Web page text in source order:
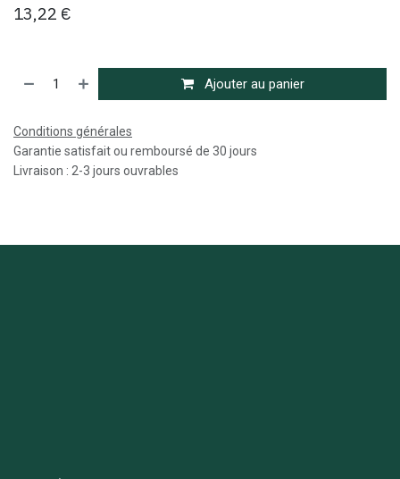
13,22 €
Ajouter au panier
Conditions générales
Garantie satisfait ou remboursé de 30 jours
Livraison : 2-3 jours ouvrables